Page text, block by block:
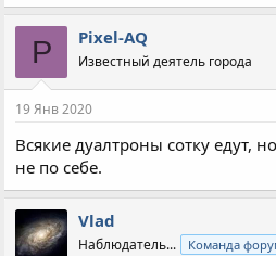
м
п
а
и
:
P Pixel-AQ
Известный деятель города
19 Янв 2020
Всякие дуалтроны сотку едут,
не по себе.
Vlad
Наблюдатель... Команда